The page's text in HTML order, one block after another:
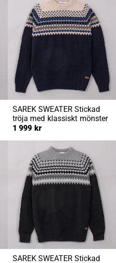
SAREK SWEATER Stickad
tröja med klassiskt mönster
1 999 kr
SAREK SWEATER Stickad